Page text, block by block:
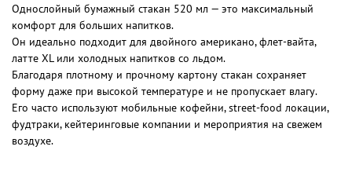
Однослойный бумажный стакан 520 мл — это максимальный
комфорт для больших напитков.
Он идеально подходит для двойного американо, флет-вайта,
латте XL или холодных напитков со льдом.
Благодаря плотному и прочному картону стакан сохраняет
форму даже при высокой температуре и не пропускает влагу.
Его часто используют мобильные кофейни, street-food локации,
фудтраки, кейтеринговые компании и мероприятия на свежем
воздухе.